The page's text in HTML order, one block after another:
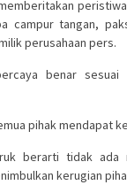
campur tangan,
perusahaan pers.
benar sesuai
pihak mendapat
berarti tidak ada
kerugian